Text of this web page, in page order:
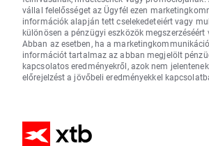
vállal felelősséget az Ügyfél ezen
információk alapján tett cselekedeteiért vagy
különösen a pénzügyi eszközök megszerzéséért
Abban az esetben, ha a
információt tartalmaz az abban megjelölt
kapcsolatos eredményekről, azok nem
előrejelzést a jövőbeli eredményekkel